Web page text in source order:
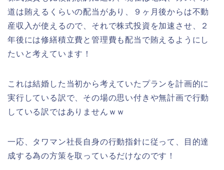
道は賄えるくらいの配当があり、９ヶ月後からは不動
産収入が使えるので、それで株式投資を加速させ、２
年後には修繕積立費と管理費も配当で賄えるようにし
たいと考えています！
これは結婚した当初から考えていたプランを計画的に
実行している訳で、その場の思い付きや無計画で行動
している訳ではありませんｗｗ
一応、タワマン社長自身の行動指針に従って、目的達
成する為の方策を取っているだけなのです！